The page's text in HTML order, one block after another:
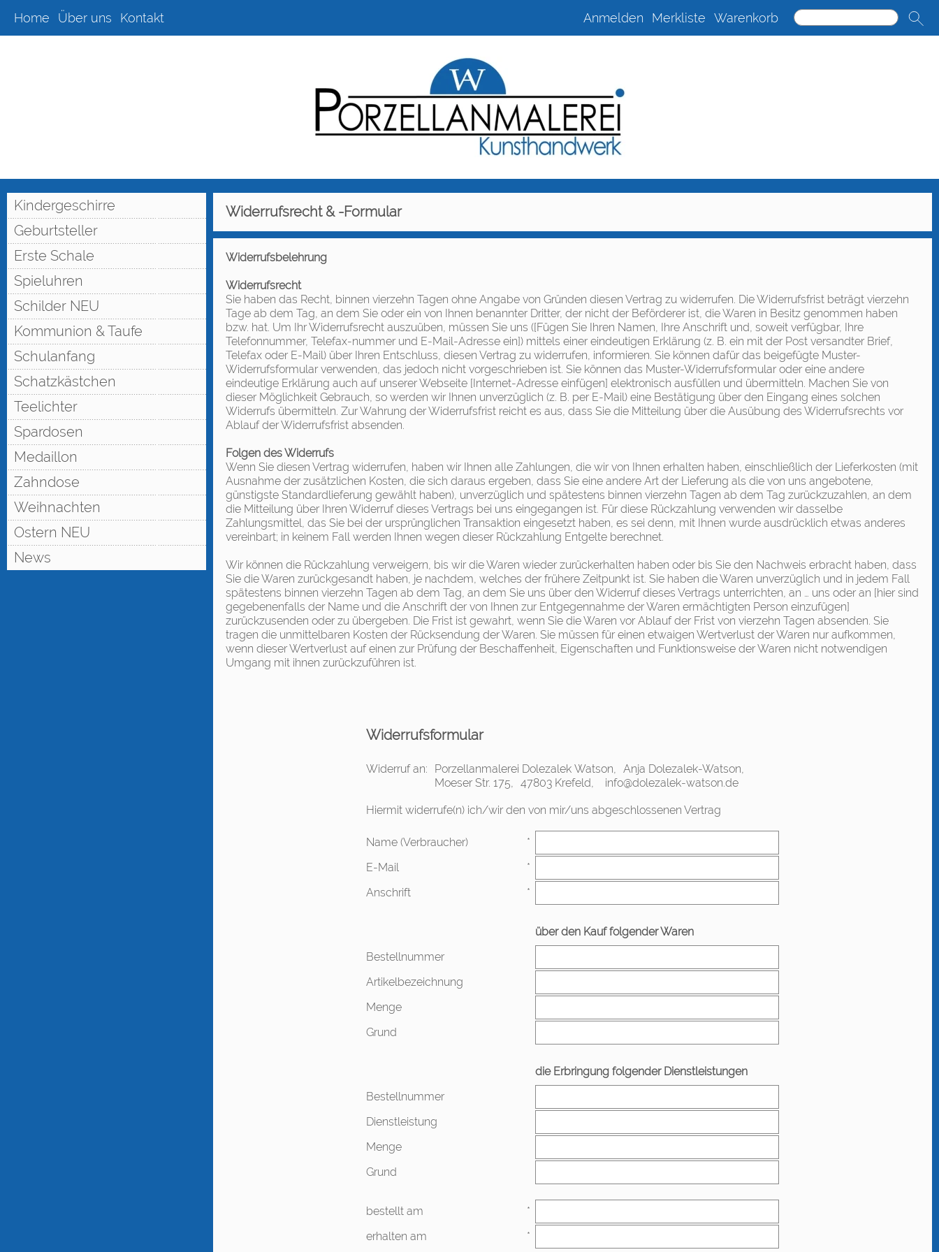
Home Über uns Kontakt Anmelden Merkliste Warenkorb
Kindergeschirre
Geburtsteller
Erste Schale
Spieluhren
Schilder NEU
Kommunion & Taufe
Schulanfang
Schatzkästchen
Teelichter
Spardosen
Medaillon
Zahndose
Weihnachten
Ostern NEU
News
Widerrufsrecht & -Formular
Widerrufsbelehrung
Widerrufsrecht
Sie haben das Recht, binnen vierzehn Tagen ohne Angabe von Gründen diesen Vertrag zu widerrufen. Die Widerrufsfrist beträgt vierzehn
Tage ab dem Tag, an dem Sie oder ein von Ihnen benannter Dritter, der nicht der Beförderer ist, die Waren in Besitz genommen haben
bzw. hat. Um Ihr Widerrufsrecht auszuüben, müssen Sie uns ([Fügen Sie Ihren Namen, Ihre Anschrift und, soweit verfügbar, Ihre
Telefonnummer, Telefax-nummer und E-Mail-Adresse ein]) mittels einer eindeutigen Erklärung (z. B. ein mit der Post versandter Brief,
Telefax oder E-Mail) über Ihren Entschluss, diesen Vertrag zu widerrufen, informieren. Sie können dafür das beigefügte Muster-
Widerrufsformular verwenden, das jedoch nicht vorgeschrieben ist. Sie können das Muster-Widerrufsformular oder eine andere
eindeutige Erklärung auch auf unserer Webseite [Internet-Adresse einfügen] elektronisch ausfüllen und übermitteln. Machen Sie von
dieser Möglichkeit Gebrauch, so werden wir Ihnen unverzüglich (z. B. per E-Mail) eine Bestätigung über den Eingang eines solchen
Widerrufs übermitteln. Zur Wahrung der Widerrufsfrist reicht es aus, dass Sie die Mitteilung über die Ausübung des Widerrufsrechts vor
Ablauf der Widerrufsfrist absenden.
Folgen des Widerrufs
Wenn Sie diesen Vertrag widerrufen, haben wir Ihnen alle Zahlungen, die wir von Ihnen erhalten haben, einschließlich der Lieferkosten (mit
Ausnahme der zusätzlichen Kosten, die sich daraus ergeben, dass Sie eine andere Art der Lieferung als die von uns angebotene,
günstigste Standardlieferung gewählt haben), unverzüglich und spätestens binnen vierzehn Tagen ab dem Tag zurückzuzahlen, an dem
die Mitteilung über Ihren Widerruf dieses Vertrags bei uns eingegangen ist. Für diese Rückzahlung verwenden wir dasselbe
Zahlungsmittel, das Sie bei der ursprünglichen Transaktion eingesetzt haben, es sei denn, mit Ihnen wurde ausdrücklich etwas anderes
vereinbart; in keinem Fall werden Ihnen wegen dieser Rückzahlung Entgelte berechnet.
Wir können die Rückzahlung verweigern, bis wir die Waren wieder zurückerhalten haben oder bis Sie den Nachweis erbracht haben, dass
Sie die Waren zurückgesandt haben, je nachdem, welches der frühere Zeitpunkt ist. Sie haben die Waren unverzüglich und in jedem Fall
spätestens binnen vierzehn Tagen ab dem Tag, an dem Sie uns über den Widerruf dieses Vertrags unterrichten, an … uns oder an [hier sind
gegebenenfalls der Name und die Anschrift der von Ihnen zur Entgegennahme der Waren ermächtigten Person einzufügen]
zurückzusenden oder zu übergeben. Die Frist ist gewahrt, wenn Sie die Waren vor Ablauf der Frist von vierzehn Tagen absenden. Sie
tragen die unmittelbaren Kosten der Rücksendung der Waren. Sie müssen für einen etwaigen Wertverlust der Waren nur aufkommen,
wenn dieser Wertverlust auf einen zur Prüfung der Beschaffenheit, Eigenschaften und Funktionsweise der Waren nicht notwendigen
Umgang mit ihnen zurückzuführen ist.
Widerrufsformular
Widerruf an: Porzellanmalerei Dolezalek Watson, Anja Dolezalek-Watson,
Moeser Str. 175, 47803 Krefeld, info@dolezalek-watson.de
Hiermit widerrufe(n) ich/wir den von mir/uns abgeschlossenen Vertrag
Name (Verbraucher)
*
E-Mail
*
Anschrift
*
über den Kauf folgender Waren
Bestellnummer
Artikelbezeichnung
Menge
Grund
die Erbringung folgender Dienstleistungen
Bestellnummer
Dienstleistung
Menge
Grund
bestellt am
*
erhalten am
*